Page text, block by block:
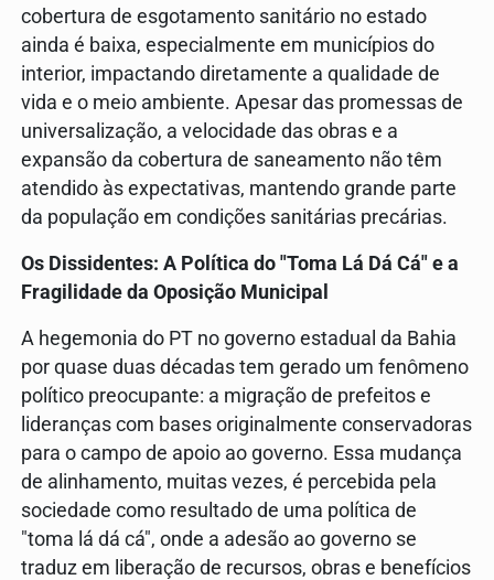
cobertura de esgotamento sanitário no estado
ainda é baixa, especialmente em municípios do
interior, impactando diretamente a qualidade de
vida e o meio ambiente. Apesar das promessas de
universalização, a velocidade das obras e a
expansão da cobertura de saneamento não têm
atendido às expectativas, mantendo grande parte
da população em condições sanitárias precárias.
Os Dissidentes: A Política do "Toma Lá Dá Cá" e a
Fragilidade da Oposição Municipal
A hegemonia do PT no governo estadual da Bahia
por quase duas décadas tem gerado um fenômeno
político preocupante: a migração de prefeitos e
lideranças com bases originalmente conservadoras
para o campo de apoio ao governo. Essa mudança
de alinhamento, muitas vezes, é percebida pela
sociedade como resultado de uma política de
"toma lá dá cá", onde a adesão ao governo se
traduz em liberação de recursos, obras e benefícios